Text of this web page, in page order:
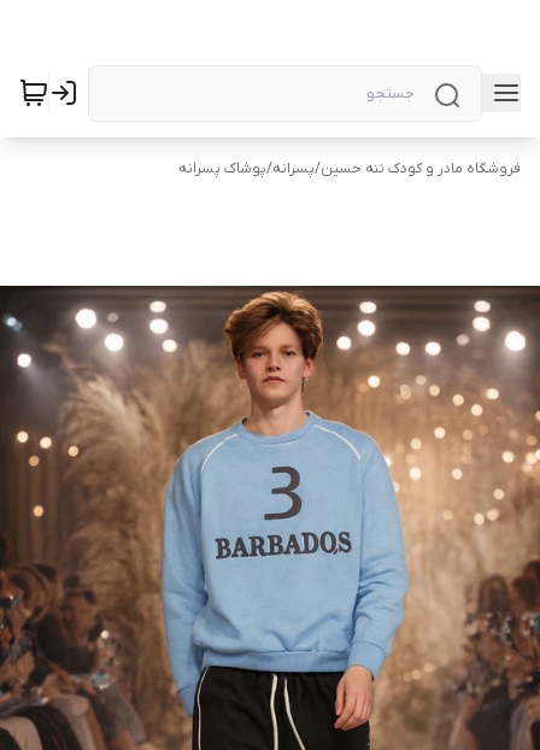
فروشگاه مادر و کودک ننه حسین/پسرانه/پوشاک پسرانه